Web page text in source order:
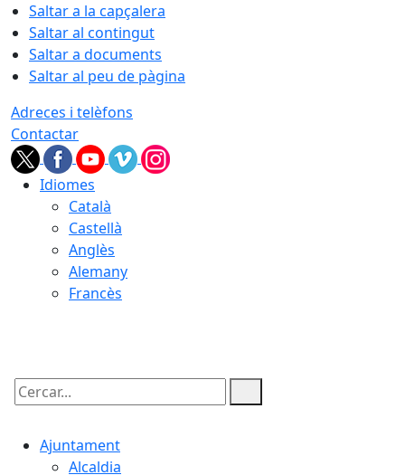
Saltar a la capçalera
Saltar al contingut
Saltar a documents
Saltar al peu de pàgina
Adreces i telèfons
Contactar
Idiomes
Català
Castellà
Anglès
Alemany
Francès
Cercar:
Ajuntament
Alcaldia